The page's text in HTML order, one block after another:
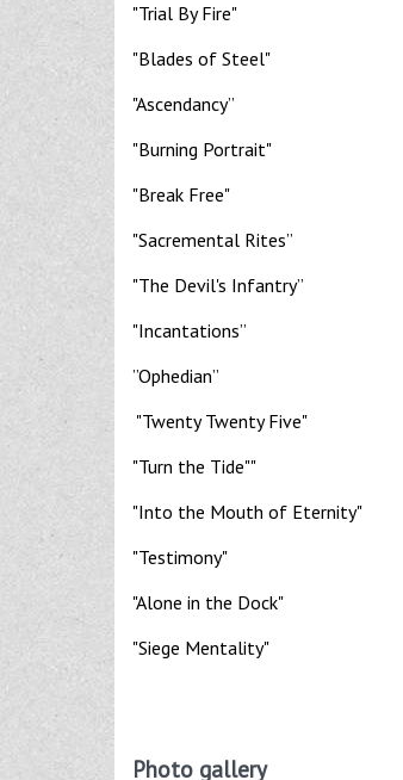
"Trial By Fire"
"Blades of Steel"
"Ascendancy”
"Burning Portrait"
"Break Free"
"Sacremental Rites”
"The Devil's Infantry”
"Incantations”
”Ophedian”
"Twenty Twenty Five"
"Turn the Tide""
"Into the Mouth of Eternity"
"Testimony"
"Alone in the Dock"
"Siege Mentality"
Photo gallery